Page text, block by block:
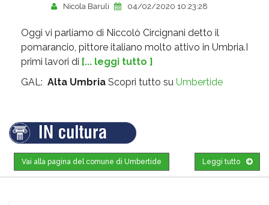
Nicola Baruli 04/02/2020 10:23:28
Oggi vi parliamo di Niccolò Circignani detto il
pomarancio, pittore italiano molto attivo in Umbria.I
primi lavori di [... leggi tutto ]
GAL: Alta Umbria Scopri tutto su Umbertide
Leggi tutto
Vai alla pagina del comune di Umbertide